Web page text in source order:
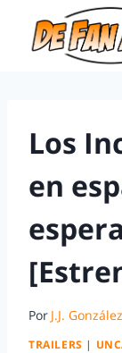
Los
en
Por J.J.
TRAILERS |